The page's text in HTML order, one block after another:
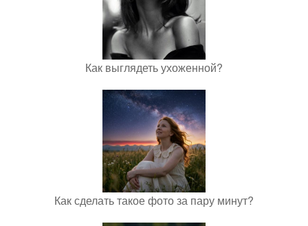
Как выглядеть ухоженной?
Как сделать такое фото за пару минут?